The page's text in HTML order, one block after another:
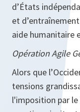
d’États
et d’entraînement
aide humanitaire
Opération Agile
Alors que
tensions
l'imposition par le